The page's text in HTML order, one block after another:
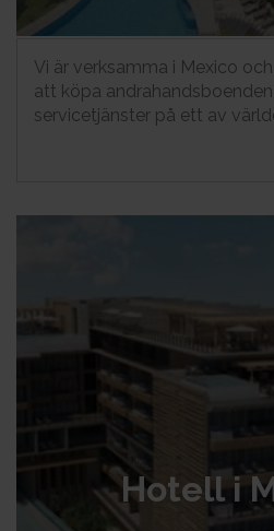
Hotell i
Vi är verksamma i Mexico
att köpa
servicetjänster på ett av